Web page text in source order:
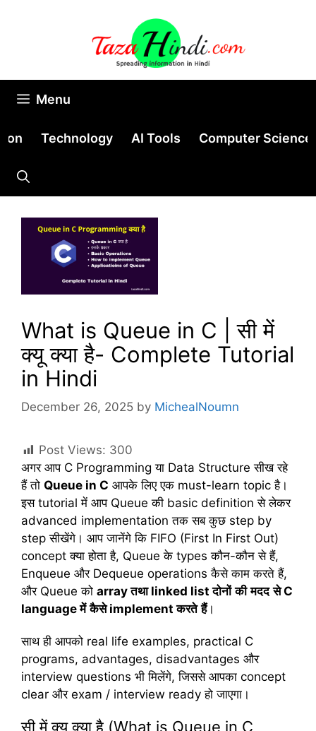
Menu
Technology AI Tools Computer Science
What is Queue in C | सी में
क्यू क्या है- Complete Tutorial
in Hindi
December 26, 2025 by MichealNoumn
Post Views: 300
अगर आप C Programming या Data Structure सीख रहे
हैं तो Queue in C आपके लिए एक must-learn topic है।
इस tutorial में आप Queue की basic definition से लेकर
advanced implementation तक सब कुछ step by
step सीखेंगे। आप जानेंगे कि FIFO (First In First Out)
concept क्या होता है, Queue के types कौन-कौन से हैं,
Enqueue और Dequeue operations कैसे काम करते हैं,
और Queue को arrayतथाlinked listदोनों की मदद सेC
languageमें कैसेimplementकरते हैं।
साथ ही आपको real life examples, practical C
programs, advantages, disadvantages और
interview questions भी मिलेंगे, जिससे आपका concept
clear और exam / interview ready हो जाएगा।
सी में क्यू क्या है (What is Queue in C